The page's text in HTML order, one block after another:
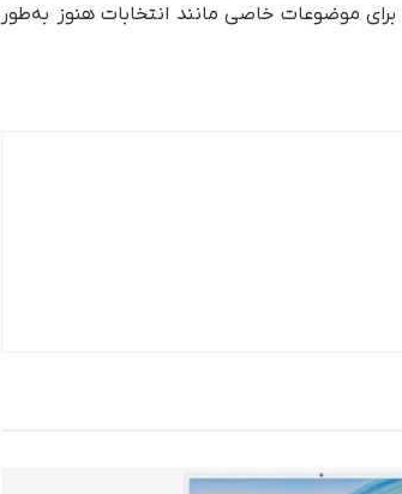
موضوعات خاصی مانند انتخابات هنوز به‌طور